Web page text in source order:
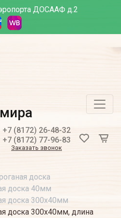
ДОСААФ д.2
+7 (8172) 26-48-32
+7 (8172) 77-96-83
Заказать звонок
доска
доска 40мм
доска 300х40мм
доска 300х40мм, длина